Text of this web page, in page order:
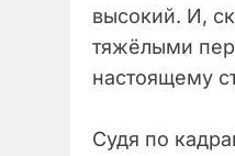
высокий. И,
тяжёлыми
настоящему
Судя по